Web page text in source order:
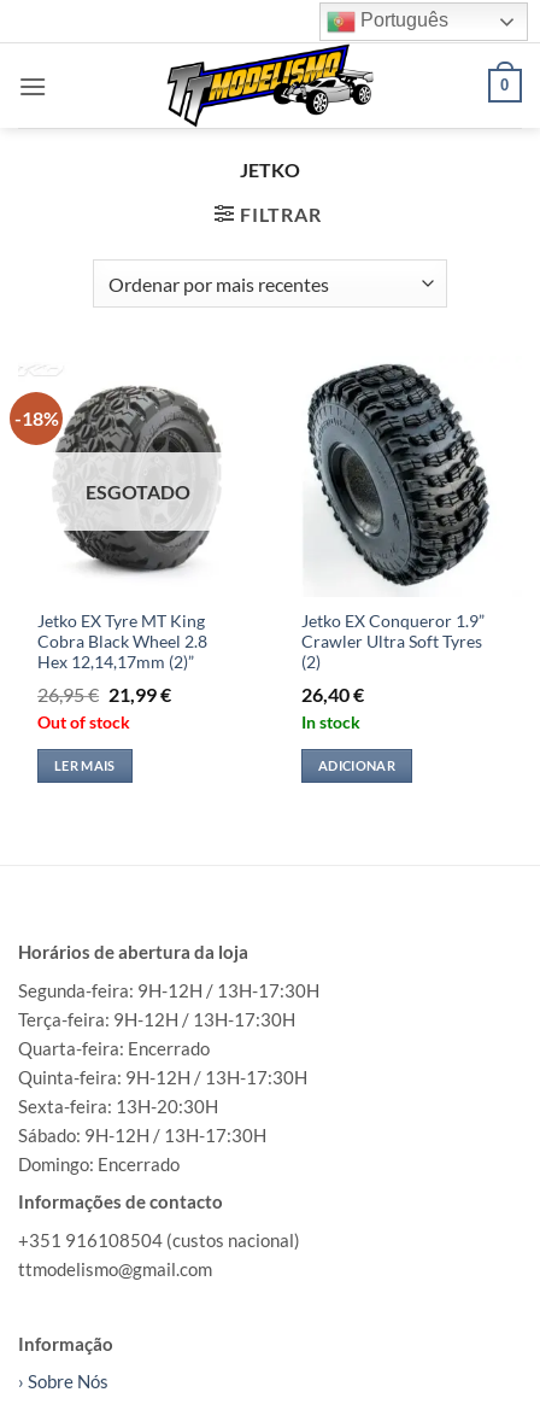
to
content
Português
0
JETKO
FILTRAR
-18%
ESGOTADO
Jetko EX Tyre MT King
Cobra Black Wheel 2.8
Hex 12,14,17mm (2)”
26,95€ O
preço
original
era:
26,95 €.
21,99€O
Out of stock
LER MAIS
Jetko EX Conqueror 1.9”
Crawler Ultra Soft Tyres
(2)
26,40€
In stock
ADICIONAR
Horários de abertura da loja
Segunda-feira: 9H-12H / 13H-17:30H
Terça-feira: 9H-12H / 13H-17:30H
Quarta-feira: Encerrado
Quinta-feira: 9H-12H / 13H-17:30H
Sexta-feira: 13H-20:30H
Sábado: 9H-12H / 13H-17:30H
Domingo: Encerrado
Informações de contacto
+351 916108504 (custos nacional)
ttmodelismo@gmail.com
Informação
› Sobre Nós